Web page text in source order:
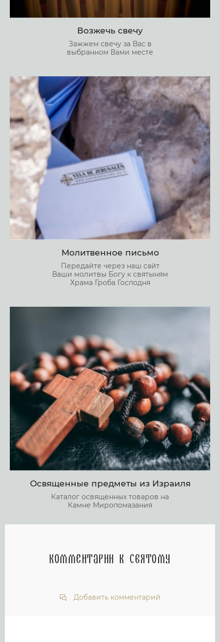
Возжечь свечу
Зажжем свечу за Вас в
выбранном Вами месте
Молитвенное письмо
Передайте через наш сайт
Ваши молитвы Богу к святыням
Храма Гроба Господня
Освященные предметы из Израиля
Каталог освященных товаров на
Камне Миропомазания
Комментарии к святому
Добавить комментарий